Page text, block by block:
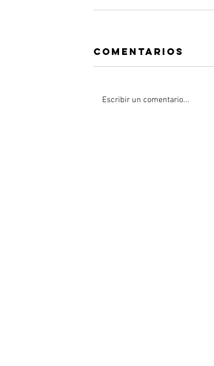
Comentarios
Escribir un comentario...